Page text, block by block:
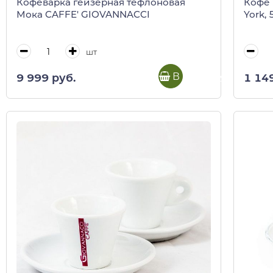
Кофеварка гейзерная тефлоновая
Мока CAFFE' GIOVANNACCI
шт
9 999 руб. В корзину
Кофе
York,
1